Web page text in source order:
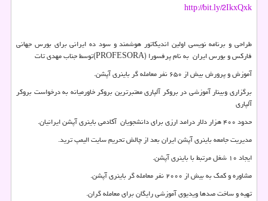
http://bit.ly/2IkxQxk
طراحی و برنامه نویسی اولین اندیکاتور هوشمند و سود ده ایرانی برای بورس جهانی
فارکس و بورس ایران به نام پرفسورا (PROFESORA)توسط جناب مهدی تات
آموزش و پرورش بیش از ۶۵۰ نفر معامله گر باینری آپشن.
برگزاری وبینار آموزشی در بروکر آلپاری معتبرترین بروکر خاورمیانه به درخواست بروکر
آلپاری
حدود ۴۰۰ هزار دلار درامد ارزی برای دانشجویان آکادمی باینری آپشن ایرانیان.
مدیریت جامعه باینری آپشن ایران بعد از چالش تحریم سایت الیمپ ترید.
ایجاد ۱۰ شغل مرتبط با باینری آپشن.
مشاوره و کمک به بیش از ۲۰۰۰ نفر معامله گر باینری آپشن.
تهیه و ساخت صدها ویدیوی آموزشی رایگان برای معامله گران.